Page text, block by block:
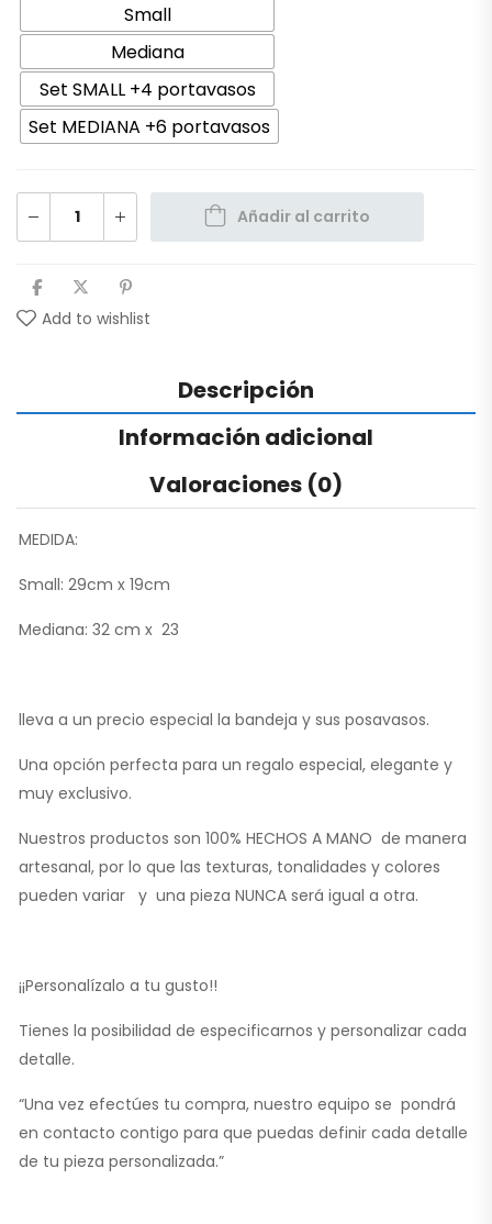
Small
Mediana
Set SMALL +4 portavasos
Set MEDIANA +6 portavasos
Añadir al carrito
Add to wishlist
Descripción
Información adicional
Valoraciones (0)
MEDIDA:
Small: 29cm x 19cm
Mediana: 32 cm x 23
lleva a un precio especial la bandeja y sus posavasos.
Una opción perfecta para un regalo especial, elegante y
muy exclusivo.
Nuestros productos son 100% HECHOS A MANO de manera
artesanal, por lo que las texturas, tonalidades y colores
pueden variar y una pieza NUNCA será igual a otra.
¡¡Personalízalo a tu gusto!!
Tienes la posibilidad de especificarnos y personalizar cada
detalle.
“Una vez efectúes tu compra, nuestro equipo se pondrá
en contacto contigo para que puedas definir cada detalle
de tu pieza personalizada.”